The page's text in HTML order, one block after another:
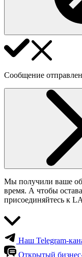
Сообщение
Мы получили ваше
время. А чтобы
присоединяйтесь к
Наш Telegram-
Открытый